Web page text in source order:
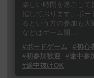
楽しい時間を過ごして
指しております。ボー
るという方の参加も
などはゲーム開...
#ボードゲーム
#初心
#初参加歓迎
#途中参
#途中抜けOK